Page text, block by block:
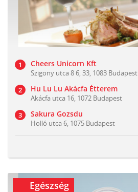
Cheers Unicorn Kft
Szigony utca 8 6, 33, 1083 Budapest
Hu Lu Lu Akácfa Étterem
Akácfa utca 16, 1072 Budapest
Sakura Gozsdu
Holló utca 6, 1075 Budapest
Egészség